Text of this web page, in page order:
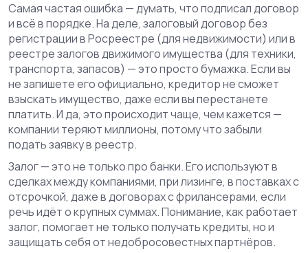
Самая частая ошибка — думать, что подписал договор
и всё в порядке. На деле, залоговый договор без
регистрации в Росреестре (для недвижимости) или в
реестре залогов движимого имущества (для техники,
транспорта, запасов) — это просто бумажка. Если вы
не запишете его официально, кредитор не сможет
взыскать имущество, даже если вы перестанете
платить. И да, это происходит чаще, чем кажется —
компании теряют миллионы, потому что забыли
подать заявку в реестр.
Залог — это не только про банки. Его используют в
сделках между компаниями, при лизинге, в поставках с
отсрочкой, даже в договорах с фрилансерами, если
речь идёт о крупных суммах. Понимание, как работает
залог, помогает не только получать кредиты, но и
защищать себя от недобросовестных партнёров.